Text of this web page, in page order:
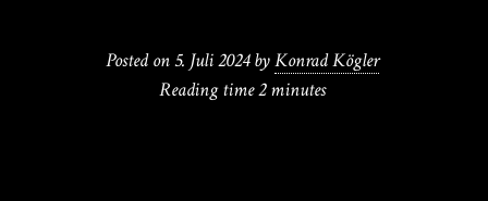
Posted on5. Juli 2024 byKonrad Kögler
Reading time2 minutes